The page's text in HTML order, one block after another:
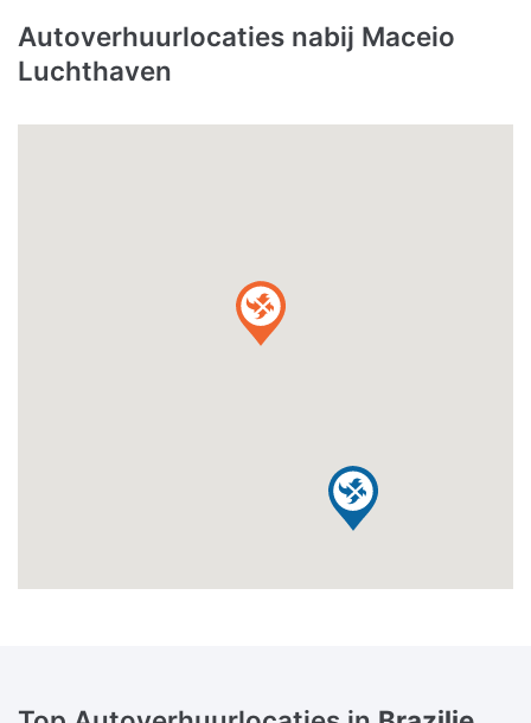
Autoverhuurlocaties nabij Maceio
Luchthaven